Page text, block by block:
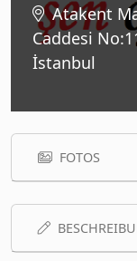
Atakent
Caddesi
İstanbul
FOTOS